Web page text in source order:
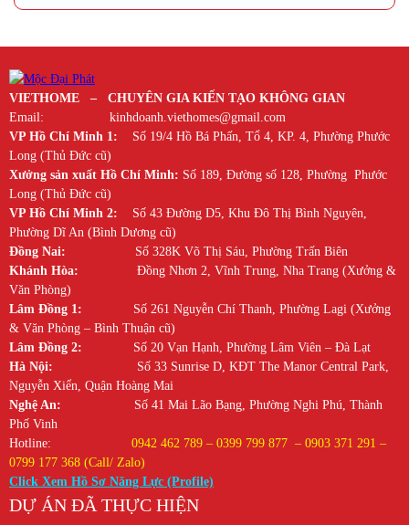
VIETHOME – CHUYÊN GIA KIẾN TẠO KHÔNG GIAN
Email: kinhdoanh.viethomes@gmail.com
VP Hồ Chí Minh 1: Số 19/4 Hồ Bá Phấn, Tổ 4, KP. 4, Phường Phước
Long (Thủ Đức cũ)
Xưởng sản xuất Hồ Chí Minh: Số 189, Đường số 128, Phường Phước
Long (Thủ Đức cũ)
VP Hồ Chí Minh 2: Số 43 Đường D5, Khu Đô Thị Bình Nguyên,
Phường Dĩ An (Bình Dương cũ)
Đồng Nai: Số 328K Võ Thị Sáu, Phường Trấn Biên
Khánh Hòa: Đồng Nhơn 2, Vĩnh Trung, Nha Trang (Xưởng &
Văn Phòng)
Lâm Đồng 1: Số 261 Nguyễn Chí Thanh, Phường Lagi (Xưởng
& Văn Phòng – Bình Thuận cũ)
Lâm Đồng 2: Số 20 Vạn Hạnh, Phường Lâm Viên – Đà Lạt
Hà Nội: Số 33 Sunrise D, KĐT The Manor Central Park,
Nguyễn Xiển, Quận Hoàng Mai
Nghệ An: Số 41 Mai Lão Bạng, Phường Nghi Phú, Thành
Phố Vinh
Hotline: 0942 462 789 – 0399 799 877 – 0903 371 291 –
0799 177 368 (Call/ Zalo)
Click Xem Hồ Sơ Năng Lực (Profile)
DỰ ÁN ĐÃ THỰC HIỆN